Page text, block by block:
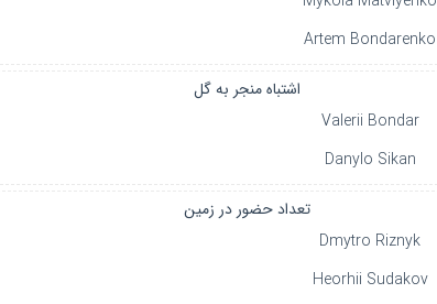
Artem Bondarenko
اشتباه منجر به گل
Valerii Bondar
Danylo Sikan
تعداد حضور در زمین
Dmytro Riznyk
Heorhii Sudakov